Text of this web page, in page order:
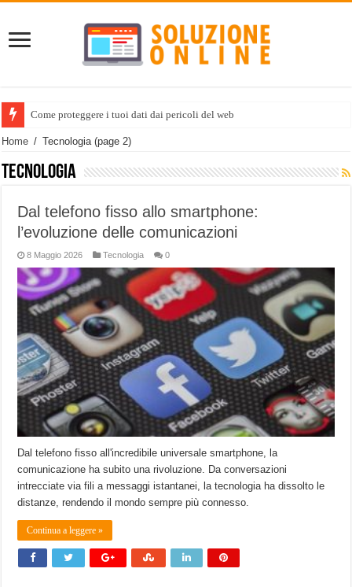
Come proteggere i tuoi dati dai pericoli del web
Home / Tecnologia(page 2)
Tecnologia
Dal telefono fisso allo smartphone:
l’evoluzione delle comunicazioni
8 Maggio 2026 Tecnologia 0
Dal telefono fisso all'incredibile universale smartphone, la
comunicazione ha subito una rivoluzione. Da conversazioni
intrecciate via fili a messaggi istantanei, la tecnologia ha dissolto le
distanze, rendendo il mondo sempre più connesso.
Continua a leggere »